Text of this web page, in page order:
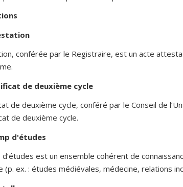
conférée par le Registraire, est un acte
de deuxième cycle
de deuxième cycle, conféré par le Conseil de
de deuxième cycle.
d'études
d’études est un ensemble cohérent de
(p. ex. : études médiévales, médecine, relations